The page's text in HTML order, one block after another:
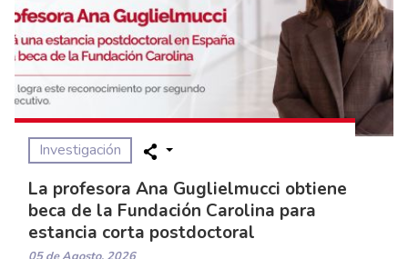
Investigación
La profesora Ana Guglielmucci obtiene
beca de la Fundación Carolina para
estancia corta postdoctoral